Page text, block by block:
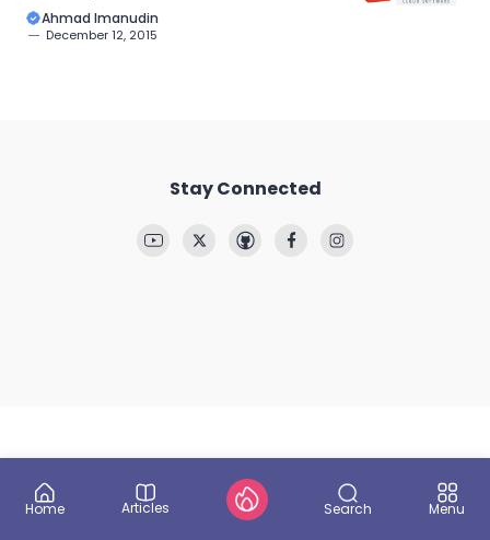
Ahmad Imanudin
December 12, 2015
Stay Connected
Home Articles Search Menu